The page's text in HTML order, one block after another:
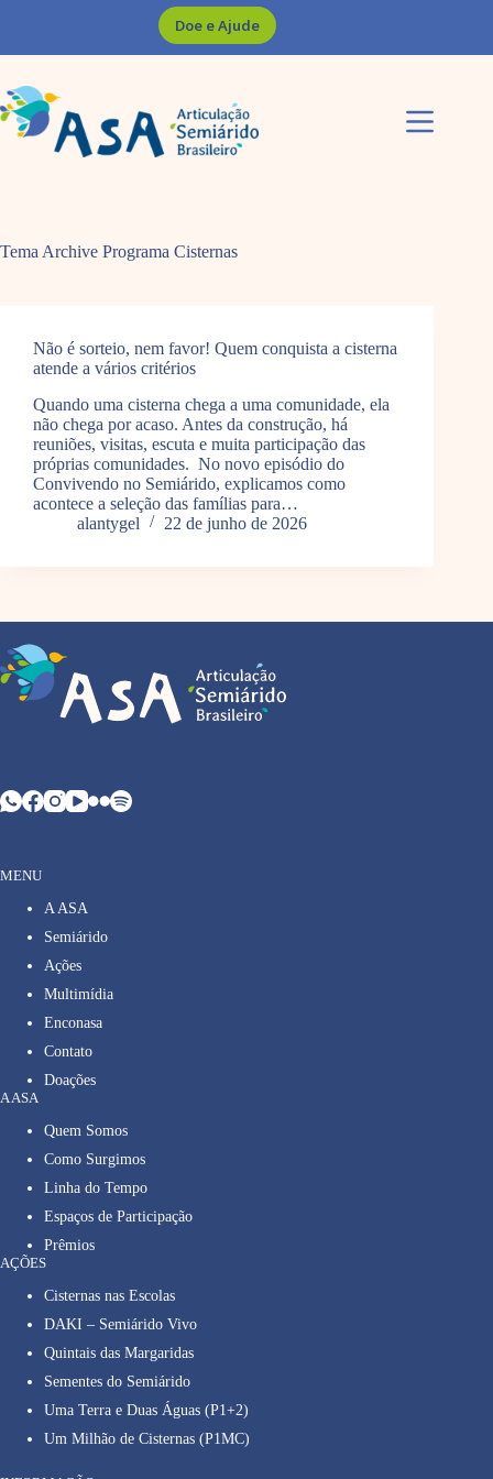
Doe e Ajude
Tema Archive Programa Cisternas
Não é sorteio, nem favor! Quem conquista a cisterna
atende a vários critérios
Quando uma cisterna chega a uma comunidade, ela
não chega por acaso. Antes da construção, há
reuniões, visitas, escuta e muita participação das
próprias comunidades. No novo episódio do
Convivendo no Semiárido, explicamos como
acontece a seleção das famílias para…
alantygel
22 de junho de 2026
MENU
A ASA
Semiárido
Ações
Multimídia
Enconasa
Contato
Doações
A ASA
Quem Somos
Como Surgimos
Linha do Tempo
Espaços de Participação
Prêmios
AÇÕES
Cisternas nas Escolas
DAKI – Semiárido Vivo
Quintais das Margaridas
Sementes do Semiárido
Uma Terra e Duas Águas (P1+2)
Um Milhão de Cisternas (P1MC)